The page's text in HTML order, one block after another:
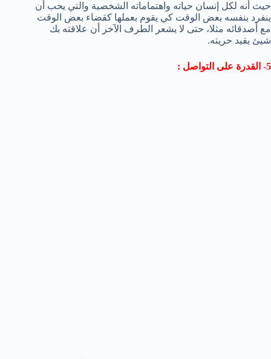
حيث أنه لكل إنسان حياته واهتماماته الشخصية والتي يحب أن
ينفرد بنفسه بعض الوقت كي يقوم بعملها كقضاء بعض الوقت
مع أصدقائه مثلا، حتى لا يشعر الطرف الآخر أن علاقته بك
شيئ يقيد حريته.
5- القدرة على التواصل :